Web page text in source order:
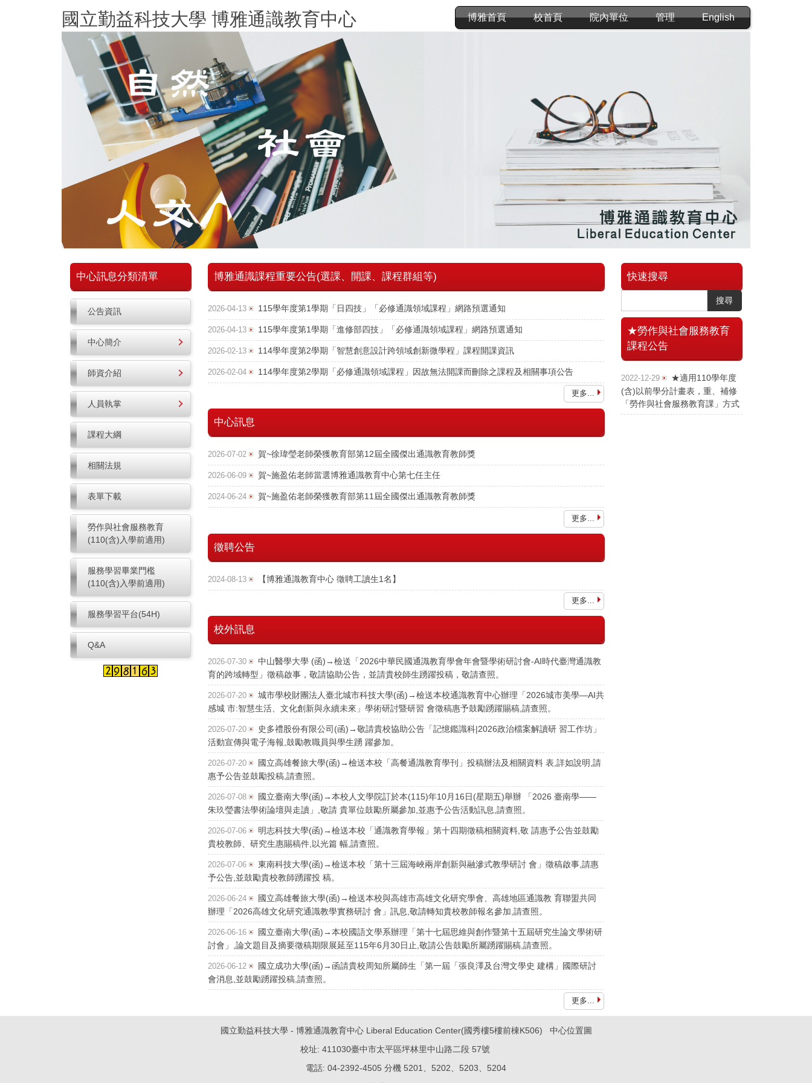
國立勤益科技大學 博雅通識教育中心 博雅首頁 校首頁 院內單位 管理 English
中心訊息分類清單
公告資訊
中心簡介
師資介紹
人員執掌
課程大綱
相關法規
表單下載
勞作與社會服務教育
(110(含)入學前適用)
服務學習畢業門檻
(110(含)入學前適用)
服務學習平台(54H)
Q&A
博雅通識課程重要公告(選課、開課、課程群組等)
2026-04-13 115學年度第1學期「日四技」「必修通識領域課程」網路預選通知
2026-04-13 115學年度第1學期「進修部四技」「必修通識領域課程」網路預選通知
2026-02-13 114學年度第2學期「智慧創意設計跨領域創新微學程」課程開課資訊
2026-02-04 114學年度第2學期「必修通識領域課程」因故無法開課而刪除之課程及相關事項公告
更多...
中心訊息
2026-07-02 賀~徐瑋瑩老師榮獲教育部第12屆全國傑出通識教育教師獎
2026-06-09 賀~施盈佑老師當選博雅通識教育中心第七任主任
2024-06-24 賀~施盈佑老師榮獲教育部第11屆全國傑出通識教育教師獎
更多...
徵聘公告
2024-08-13 【博雅通識教育中心 徵聘工讀生1名】
更多...
校外訊息
2026-07-30
中山醫學大學 (函)→檢送「2026中華民國通識教育學會年會暨學術研討會-AI時代臺灣通識教
育的跨域轉型」徵稿啟事，敬請協助公告，並請貴校師生踴躍投稿，敬請查照。
2026-07-20
城市學校財團法人臺北城市科技大學(函)→檢送本校通識教育中心辦理「2026城市美學—AI共
感城 市:智慧生活、文化創新與永續未來」學術研討暨研習 會徵稿惠予鼓勵踴躍賜稿,請查照。
2026-07-20
史多禮股份有限公司(函)→敬請貴校協助公告「記憶鑑識科|2026政治檔案解讀研 習工作坊」
活動宣傳與電子海報,鼓勵教職員與學生踴 躍參加。
2026-07-20
國立高雄餐旅大學(函)→檢送本校「高餐通識教育學刊」投稿辦法及相關資料 表,詳如說明,請
惠予公告並鼓勵投稿,請查照。
2026-07-08
國立臺南大學(函)→本校人文學院訂於本(115)年10月16日(星期五)舉辦 「2026 臺南學——
朱玖瑩書法學術論壇與走讀」,敬請 貴單位鼓勵所屬參加,並惠予公告活動訊息,請查照。
2026-07-06
明志科技大學(函)→檢送本校「通識教育學報」第十四期徵稿相關資料,敬 請惠予公告並鼓勵
貴校教師、研究生惠賜稿件,以光篇 幅,請查照。
2026-07-06
東南科技大學(函)→檢送本校「第十三屆海峽兩岸創新與融滲式教學研討 會」徵稿啟事,請惠
予公告,並鼓勵貴校教師踴躍投 稿。
2026-06-24
國立高雄餐旅大學(函)→檢送本校與高雄市高雄文化研究學會、高雄地區通識教 育聯盟共同
辦理「2026高雄文化研究通識教學實務研討 會」訊息,敬請轉知貴校教師報名參加,請查照。
2026-06-16
國立臺南大學(函)→本校國語文學系辦理「第十七屆思維與創作暨第十五屆研究生論文學術研
討會」,論文題目及摘要徵稿期限展延至115年6月30日止,敬請公告鼓勵所屬踴躍賜稿,請查照。
2026-06-12
國立成功大學(函)→函請貴校周知所屬師生「第一屆「張良澤及台灣文學史 建構」國際研討
會消息,並鼓勵踴躍投稿,請查照。
更多...
快速搜尋
搜尋
★勞作與社會服務教育
課程公告
2022-12-29
★適用110學年度
(含)以前學分計畫表，重、補修
「勞作與社會服務教育課」方式
國立勤益科技大學 - 博雅通識教育中心 Liberal Education Center(國秀樓5樓前棟K506) 中心位置圖
校址: 411030臺中市太平區坪林里中山路二段 57號
電話: 04-2392-4505 分機 5201、5202、5203、5204